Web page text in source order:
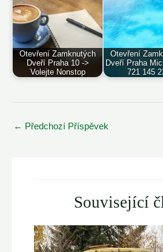
Otevření Zamknutých
Dveří Praha 10 ->
Volejte Nonstop
Otevření
Dveří Praha
721 145
Post
← Předchozí Příspěvek
Související